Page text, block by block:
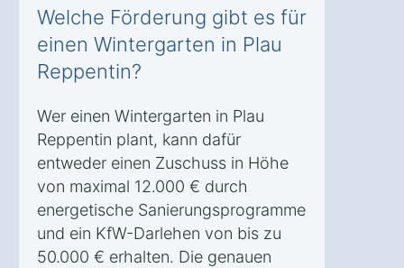
Welche Förderung gibt es für
einen Wintergarten in Plau
Reppentin?
Wer einen Wintergarten in Plau
Reppentin plant, kann dafür
entweder einen Zuschuss in Höhe
von maximal 12.000 € durch
energetische Sanierungsprogramme
und ein KfW-Darlehen von bis zu
50.000 € erhalten. Die genauen